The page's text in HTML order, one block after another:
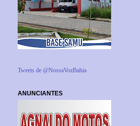
Tweets de @NossaVozBahia
ANUNCIANTES